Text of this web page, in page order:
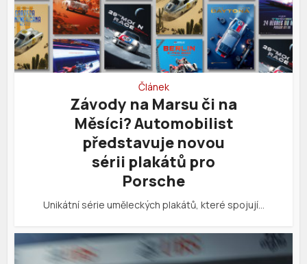
Článek
Závody na Marsu či na
Měsíci? Automobilist
představuje novou
sérii plakátů pro
Porsche
Unikátní série uměleckých plakátů, které spojují…